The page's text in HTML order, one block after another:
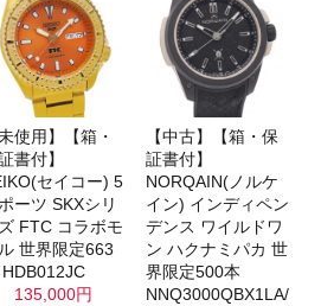
未使用】【箱・
書付】
セイコー) 5
ーツ SKXシリ
FTC コラボモ
世界限定663
135,000円
【中古】【箱・保
証書付】
NORQAIN(ノルケ
イン) インディペン
デンス ワイルドワ
ン ハクナミパカ 世
界限定500本
NNQ3000QBX1LA/